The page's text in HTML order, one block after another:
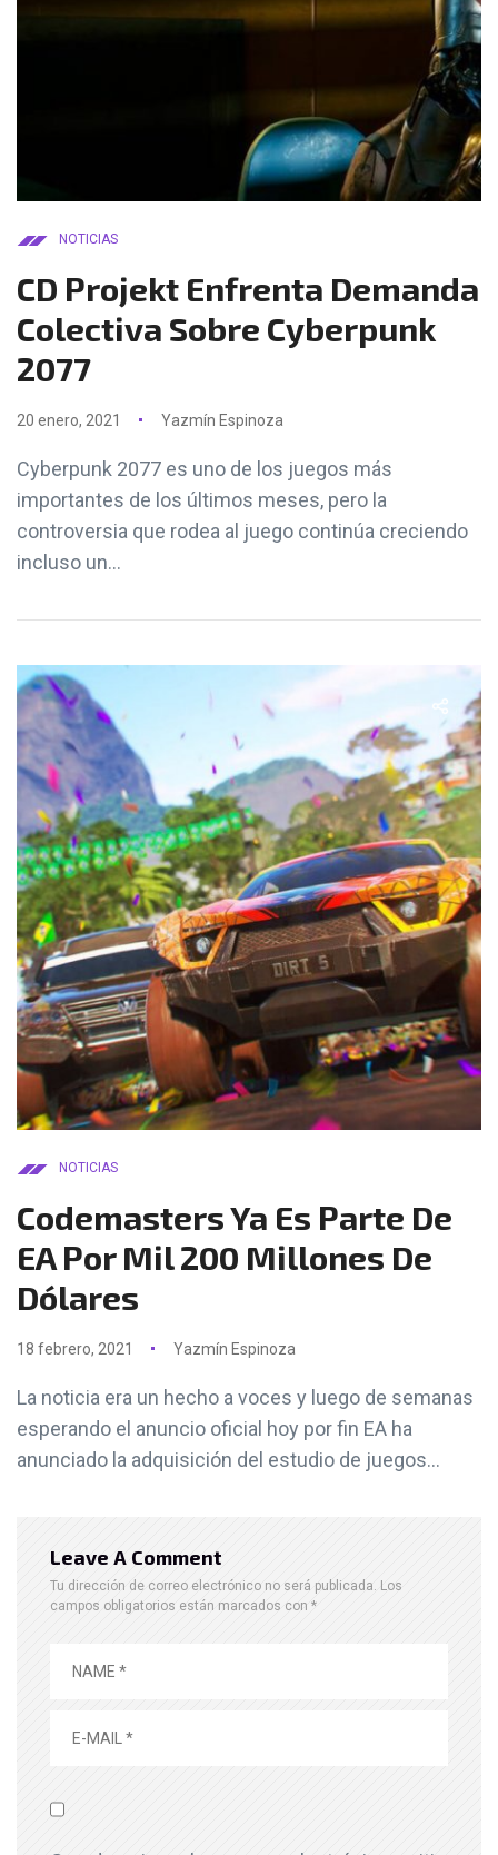
NOTICIAS
CD Projekt Enfrenta Demanda
Colectiva Sobre Cyberpunk
2077
20 enero, 2021 Yazmín Espinoza
Cyberpunk 2077 es uno de los juegos más
importantes de los últimos meses, pero la
controversia que rodea al juego continúa creciendo
incluso un...
NOTICIAS
Codemasters Ya Es Parte De
EA Por Mil 200 Millones De
Dólares
18 febrero, 2021 Yazmín Espinoza
La noticia era un hecho a voces y luego de semanas
esperando el anuncio oficial hoy por fin EA ha
anunciado la adquisición del estudio de juegos...
Leave A Comment
Tu dirección de correo electrónico no será publicada. Los
campos obligatorios están marcados con *